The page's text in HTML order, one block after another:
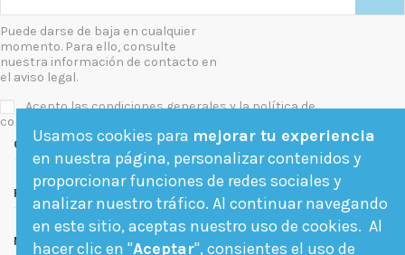
Puede darse de baja en cualquier
momento. Para ello, consulte
nuestra información de contacto en
el aviso legal.
Acepto las condiciones generales y la política de
confidencialidad
Contact us
Follow us
Newsletter
Usamos cookies para mejorar tu experiencia
en nuestra página, personalizar contenidos y
proporcionar funciones de redes sociales y
analizar nuestro tráfico. Al continuar navegando
en este sitio, aceptas nuestro uso de cookies. Al
hacer clic en "Aceptar", consientes el uso de